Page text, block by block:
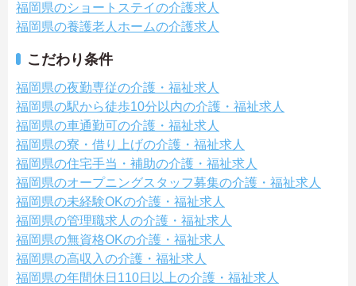
福岡県のショートステイの介護求人
福岡県の養護老人ホームの介護求人
こだわり条件
福岡県の夜勤専従の介護・福祉求人
福岡県の駅から徒歩10分以内の介護・福祉求人
福岡県の車通勤可の介護・福祉求人
福岡県の寮・借り上げの介護・福祉求人
福岡県の住宅手当・補助の介護・福祉求人
福岡県のオープニングスタッフ募集の介護・福祉求人
福岡県の未経験OKの介護・福祉求人
福岡県の管理職求人の介護・福祉求人
福岡県の無資格OKの介護・福祉求人
福岡県の高収入の介護・福祉求人
福岡県の年間休日110日以上の介護・福祉求人